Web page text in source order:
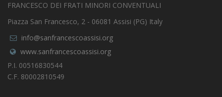
FRANCESCO DEI FRATI MINORI CONVENTUALI
Piazza San Francesco, 2 - 06081 Assisi (PG) Italy
info@sanfrancescoassisi.org
www.sanfrancescoassisi.org
P.I. 00516830544
C.F. 80002810549